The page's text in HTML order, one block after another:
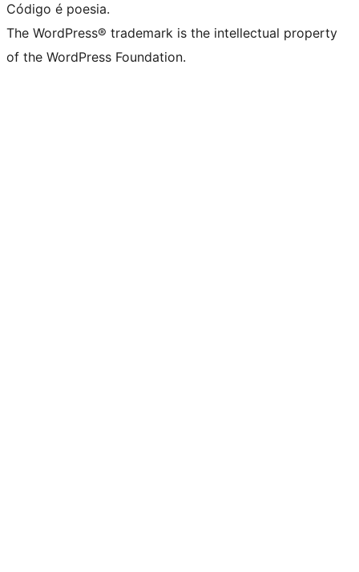
Código é poesia.
The WordPress® trademark is the intellectual property
of the WordPress Foundation.